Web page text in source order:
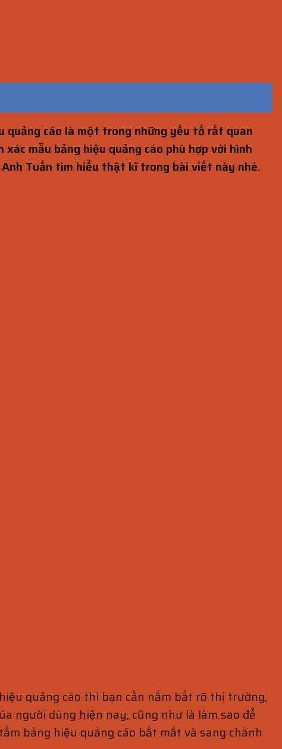
quảng cáo là một trong những yếu tố rất quan
mẫu bảng hiệu quảng cáo phù hợp với hình
Tuấn tìm hiểu thật kĩ trong bài viết này nhé.
quảng cáo thì bạn cần nắm bắt rõ thị trường,
người dùng hiện nay, cũng như là làm sao để
bảng hiệu quảng cáo bắt mắt và sang chảnh